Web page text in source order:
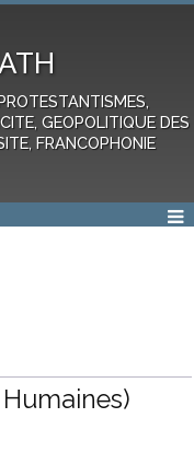
GEOPOLITIQUE DES
FRANCOPHONIE